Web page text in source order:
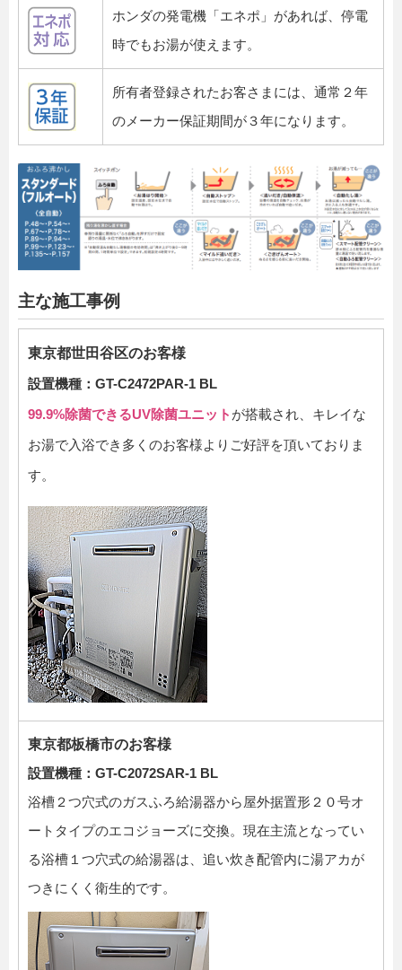
ホンダの発電機「エネポ」があれば、停電
時でもお湯が使えます。
所有者登録されたお客さまには、通常２年
のメーカー保証期間が３年になります。
主な施工事例
東京都世田谷区のお客様
設置機種：GT-C2472PAR-1 BL
99.9%除菌できるUV除菌ユニット が搭載され、キレイな
お湯で入浴でき多くのお客様よりご好評を頂いておりま
す。
東京都板橋市のお客様
設置機種：GT-C2072SAR-1 BL
浴槽２つ穴式のガスふろ給湯器から屋外据置形２０号オ
ートタイプのエコジョーズに交換。現在主流となってい
る浴槽１つ穴式の給湯器は、追い炊き配管内に湯アカが
つきにくく衛生的です。